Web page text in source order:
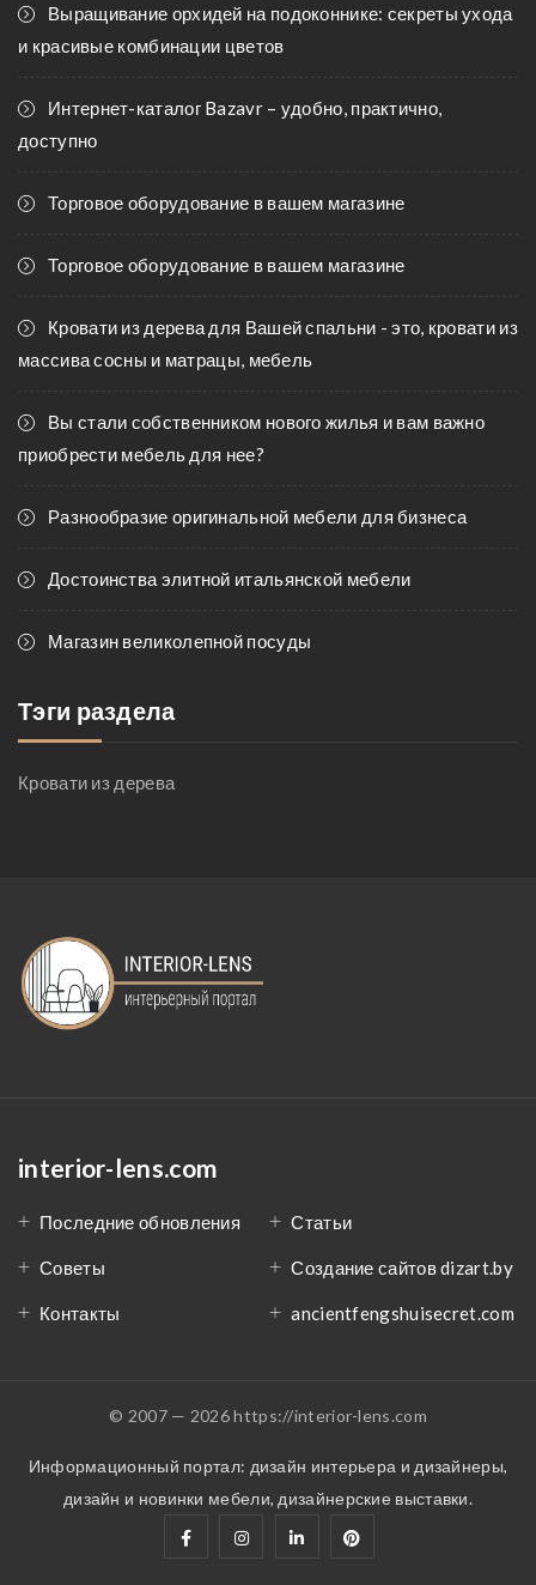
Выращивание орхидей на подоконнике: секреты ухода
и красивые комбинации цветов
Интернет-каталог Bazavr – удобно, практично,
доступно
Торговое оборудование в вашем магазине
Торговое оборудование в вашем магазине
Кровати из дерева для Вашей спальни - это, кровати из
массива сосны и матрацы, мебель
Вы стали собственником нового жилья и вам важно
приобрести мебель для нее?
Разнообразие оригинальной мебели для бизнеса
Достоинства элитной итальянской мебели
Магазин великолепной посуды
Тэги раздела
Кровати из дерева
interior-lens.com
Последние обновления Статьи
Советы Создание сайтов dizart.by
Контакты ancientfengshuisecret.com
© 2007 — 2026 https://interior-lens.com
Информационный портал: дизайн интерьера и дизайнеры,
дизайн и новинки мебели, дизайнерские выставки.